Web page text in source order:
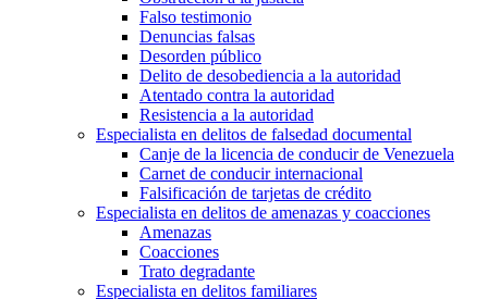
Falso testimonio
Denuncias falsas
Desorden público
Delito de desobediencia a la autoridad
Atentado contra la autoridad
Resistencia a la autoridad
Especialista en delitos de falsedad documental
Canje de la licencia de conducir de Venezuela
Carnet de conducir internacional
Falsificación de tarjetas de crédito
Especialista en delitos de amenazas y coacciones
Amenazas
Coacciones
Trato degradante
Especialista en delitos familiares